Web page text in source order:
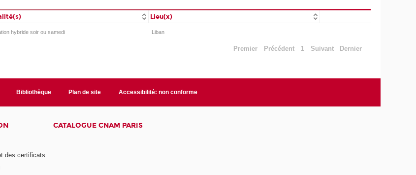
Lieu(x)
hybride soir ou samedi Liban
Premier Précédent 1 Suivant Dernier
Bibliothèque Plan de site Accessibilité: non conforme
des certificats
CATALOGUE CNAM PARIS